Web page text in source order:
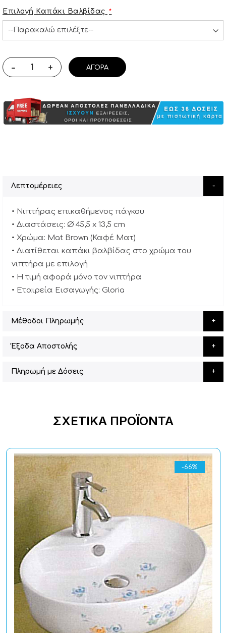
Επιλογή Καπάκι Βαλβίδας
- + ΑΓΟΡΆ
Λεπτομέρειες
• Νιπτήρας επικαθήμενος πάγκου
• Διαστάσεις: Ø 45,5 x 13,5 cm
• Χρώμα: Mat Brown (Καφέ Ματ)
• Διατίθεται καπάκι βαλβίδας στο χρώμα του
νιπτήρα με επιλογή
• Η τιμή αφορά μόνο τον νιπτήρα
• Εταιρεία Εισαγωγής: Gloria
Μέθοδοι Πληρωμής
Έξοδα Αποστολής
Πληρωμή με Δόσεις
ΣΧΕΤΙΚΆ ΠΡΟΪΌΝΤΑ
-66%